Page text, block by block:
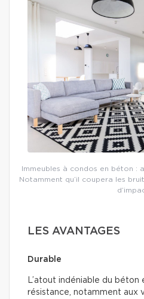
Immeubles à condos en béton :
Notamment qu’il coupera les
LES AVANTAGES
Durable
L’atout indéniable du béton
résistance, notamment aux